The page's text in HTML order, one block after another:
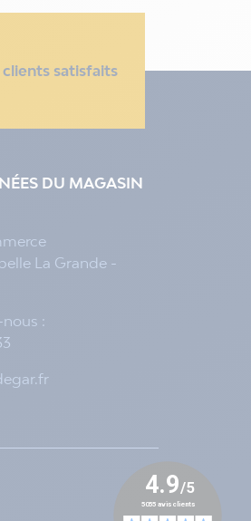
clients satisfaits
DU MAGASIN
La Grande -
: